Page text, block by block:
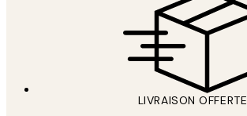
LIVRAISON OFFERTE